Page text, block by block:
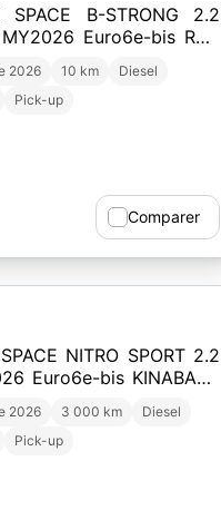
SPACE B-STRONG 2.2
Euro6e-bis RED
2026 10 km
Diesel
Pick-up
Comparer
NITRO SPORT 2.2
Euro6e-bis KINABALU
2026 3 000 km
Diesel
Pick-up